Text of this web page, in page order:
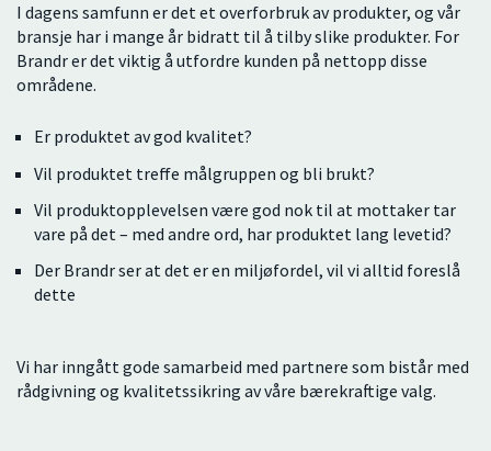
I dagens samfunn er det et overforbruk av produkter, og vår
bransje har i mange år bidratt til å tilby slike produkter. For
Brandr er det viktig å utfordre kunden på nettopp disse
områdene.
Er produktet av god kvalitet?
Vil produktet treffe målgruppen og bli brukt?
Vil produktopplevelsen være god nok til at mottaker tar
vare på det – med andre ord, har produktet lang levetid?
Der Brandr ser at det er en miljøfordel, vil vi alltid foreslå
dette
Vi har inngått gode samarbeid med partnere som bistår med
rådgivning og kvalitetssikring av våre bærekraftige valg.